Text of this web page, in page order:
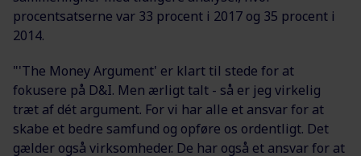
procentsatserne var 33 procent i 2017 og 35 procent i
2014.
"'The Money Argument' er klart til stede for at
fokusere på D&I. Men ærligt talt - så er jeg virkelig
træt af dét argument. For vi har alle et ansvar for at
skabe et bedre samfund og opføre os ordentligt. Det
gælder også virksomheder. De har også et ansvar for at